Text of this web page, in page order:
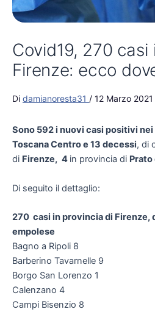
Covid19, 270
Firenze: ecco
Di damianoresta31 / 12 Marzo 2021
Sono 592 i nuovi casi positivi
Toscana Centro e 13 decessi, di
di Firenze, 4 in provincia di Prato
Di seguito il dettaglio:
270 casi in provincia di Firenze,
empolese
Bagno a Ripoli 8
Barberino Tavarnelle 9
Borgo San Lorenzo 1
Calenzano 4
Campi Bisenzio 8